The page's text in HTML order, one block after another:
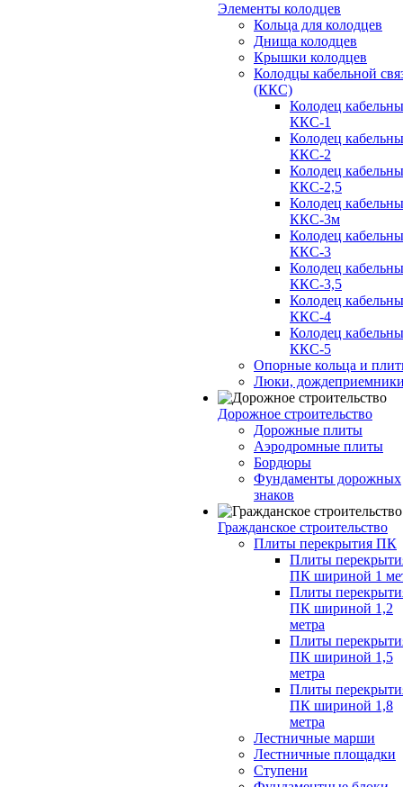
Элементы колодцев
Кольца для колодцев
Днища колодцев
Крышки колодцев
Колодцы кабельной
(ККС)
Колодец
ККС-1
Колодец
ККС-2
Колодец
ККС-2,5
Колодец
ККС-3м
Колодец
ККС-3
Колодец
ККС-3,5
Колодец
ККС-4
Колодец
ККС-5
Опорные кольца и
Люки,
Дорожное строительство
Дорожные плиты
Аэродромные плиты
Бордюры
Фундаменты дорожных
знаков
Гражданское строительство
Плиты перекрытия ПК
Плиты
ПК шириной 1
Плиты
ПК шириной 1,2
метра
Плиты
ПК шириной 1,5
метра
Плиты
ПК шириной 1,8
метра
Лестничные марши
Лестничные площадки
Ступени